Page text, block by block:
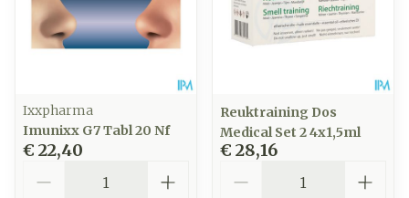
Ixxpharma
Imunixx G7 Tabl 20 Nf
€ 22,40
Reuktraining Dos
Medical Set 2 4x1,5ml
€ 28,16